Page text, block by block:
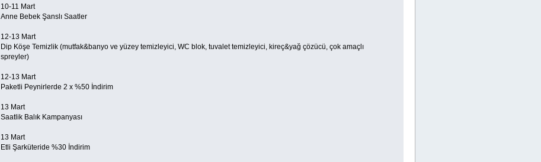
10-11 Mart
Anne Bebek Şanslı Saatler
12-13 Mart
Dip Köşe Temizlik (mutfak&banyo ve yüzey temizleyici, WC blok, tuvalet temizleyici, kireç&yağ çözücü, çok amaçlı
spreyler)
12-13 Mart
Paketli Peynirlerde 2 x %50 İndirim
13 Mart
Saatlik Balık Kampanyası
13 Mart
Etli Şarküteride %30 İndirim